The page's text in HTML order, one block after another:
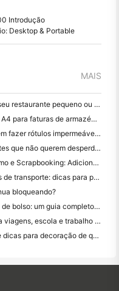
Introdução
Desktop & Portable
MAIS
Como escolher o software certo para o seu restaurante pequeno ou médio
Você precisa de uma impressora portátil A4 para faturas de armazém? O que realmente funciona
As impressoras de rótulos térmicos podem fazer rótulos impermeáveis ​​para produtos de pequenas empresas?
Melhor câmera instantânea para iniciantes que não querem desperdiçar papel
Melhor Color Label Maker para Jornalismo e Scrapbooking: Adicione Mais Cor a Cada Página
Escrita à mão vs. impressão de etiquetas de transporte: dicas para pequenas empresas em 2026
bloqueando?
Como escolher uma impressora de fotos de bolso: um guia completo para usuários de jornal, viagens e iPhone
Melhor impressora portátil sem tinta para viagens, escola e trabalho móvel: Hanin MT620 Pro Review
Ideias de layout de parede de mini foto e dicas para decoração de quarto e dormitório